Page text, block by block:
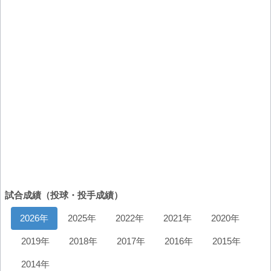
試合成績（投球・投手成績）
2026年 2025年 2022年 2021年 2020年
2019年 2018年 2017年 2016年 2015年
2014年